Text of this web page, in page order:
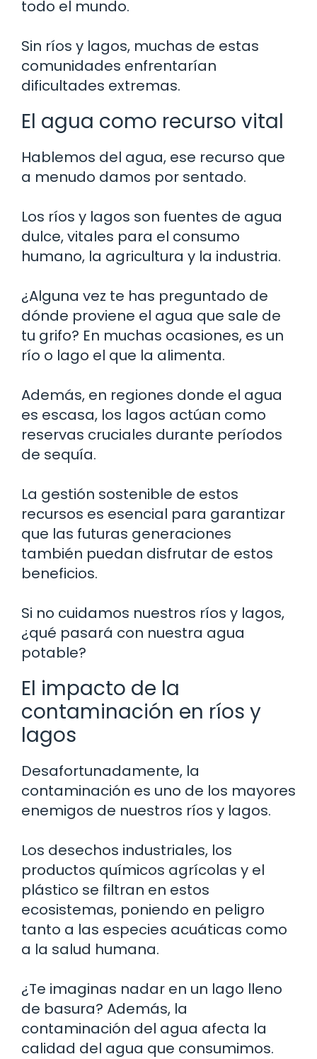
todo el mundo.
Sin ríos y lagos, muchas de estas
comunidades enfrentarían
dificultades extremas.
El agua como recurso vital
Hablemos del agua, ese recurso que
a menudo damos por sentado.
Los ríos y lagos son fuentes de agua
dulce, vitales para el consumo
humano, la agricultura y la industria.
¿Alguna vez te has preguntado de
dónde proviene el agua que sale de
tu grifo? En muchas ocasiones, es un
río o lago el que la alimenta.
Además, en regiones donde el agua
es escasa, los lagos actúan como
reservas cruciales durante períodos
de sequía.
La gestión sostenible de estos
recursos es esencial para garantizar
que las futuras generaciones
también puedan disfrutar de estos
beneficios.
Si no cuidamos nuestros ríos y lagos,
¿qué pasará con nuestra agua
potable?
El impacto de la
contaminación en ríos y
lagos
Desafortunadamente, la
contaminación es uno de los mayores
enemigos de nuestros ríos y lagos.
Los desechos industriales, los
productos químicos agrícolas y el
plástico se filtran en estos
ecosistemas, poniendo en peligro
tanto a las especies acuáticas como
a la salud humana.
¿Te imaginas nadar en un lago lleno
de basura? Además, la
contaminación del agua afecta la
calidad del agua que consumimos.